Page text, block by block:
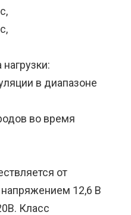
в диапазоне
во время
от
напряжением 12,6 В
Класс